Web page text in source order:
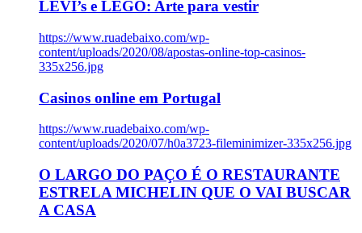
LEVI’s e LEGO: Arte para vestir
https://www.ruadebaixo.com/wp-
content/uploads/2020/08/apostas-online-top-casinos-
335x256.jpg
Casinos online em Portugal
https://www.ruadebaixo.com/wp-
content/uploads/2020/07/h0a3723-fileminimizer-335x256.jpg
O LARGO DO PAÇO É O RESTAURANTE
ESTRELA MICHELIN QUE O VAI BUSCAR
A CASA